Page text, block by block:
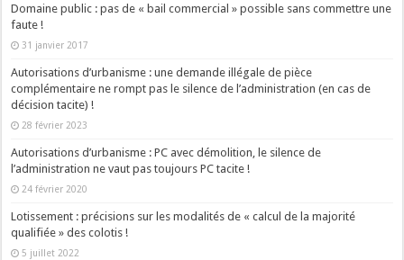
Domaine public : pas de « bail commercial » possible sans commettre une
faute !
31 janvier 2017
Autorisations d’urbanisme : une demande illégale de pièce
complémentaire ne rompt pas le silence de l’administration (en cas de
décision tacite) !
28 février 2023
Autorisations d’urbanisme : PC avec démolition, le silence de
l’administration ne vaut pas toujours PC tacite !
24 février 2020
Lotissement : précisions sur les modalités de « calcul de la majorité
qualifiée » des colotis !
5 juillet 2022